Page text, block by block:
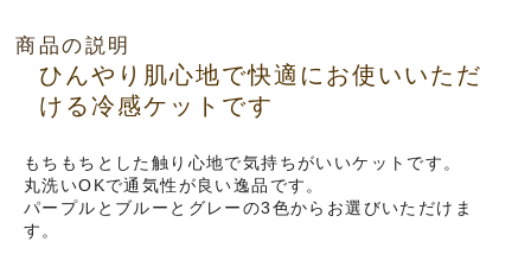
商品の説明
ひんやり肌心地で快適にお使いいただ
ける冷感ケットです
もちもちとした触り心地で気持ちがいいケットです。
丸洗いOKで通気性が良い逸品です。
パープルとブルーとグレーの3色からお選びいただけま
す。